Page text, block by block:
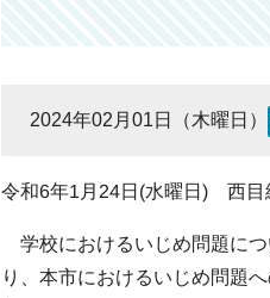
2024年02月01日（木曜日）
令和6年1月24日(水曜日) 西目
学校におけるいじめ問題につ
り、本市におけるいじめ問題